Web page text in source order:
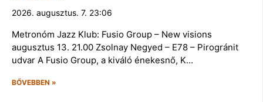
2026. augusztus. 7. 23:06
Metronóm Jazz Klub: Fusio Group – New visions
augusztus 13. 21.00 Zsolnay Negyed – E78 – Pirogránit
udvar A Fusio Group, a kiváló énekesnő, K…
BŐVEBBEN »